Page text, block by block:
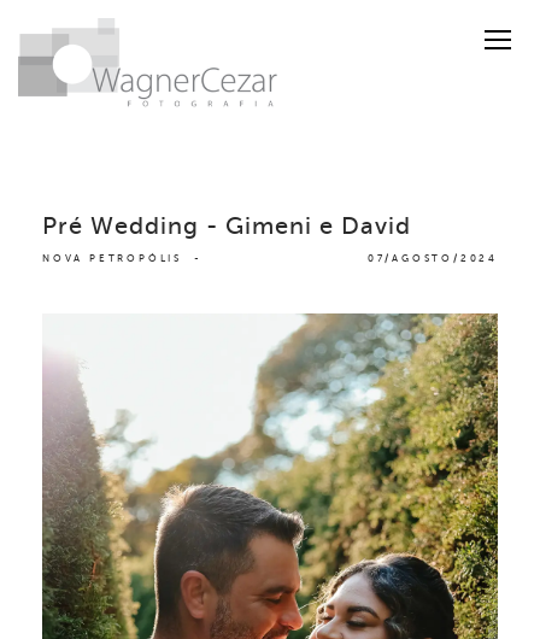
NOVA PETROPÓLIS 07/AGOSTO/2024
Pré Wedding - Gimeni e David